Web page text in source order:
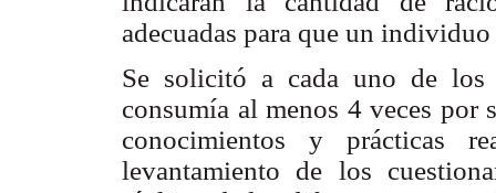
adecuadas para que un individuo
Se solicitó a cada uno de los
consumía al menos 4 veces por
conocimientos y prácticas
levantamiento de los